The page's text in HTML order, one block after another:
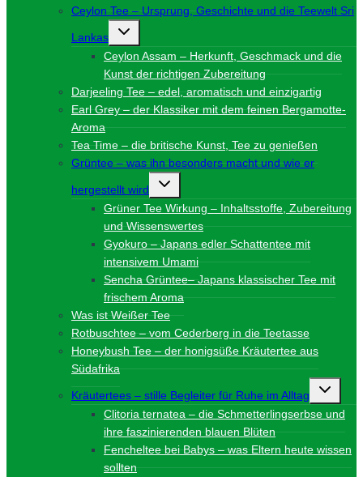
Ceylon Tee – Ursprung, Geschichte und die Teewelt Sri
Lankas
Untermenü
Ceylon Assam – Herkunft, Geschmack und die
Kunst der richtigen Zubereitung
Darjeeling Tee – edel, aromatisch und einzigartig
Earl Grey – der Klassiker mit dem feinen Bergamotte-
Aroma
Tea Time – die britische Kunst, Tee zu genießen
Grüntee – was ihn besonders macht und wie er
hergestellt wird
Untermenü
Grüner Tee Wirkung – Inhaltsstoffe, Zubereitung
und Wissenswertes
Gyokuro – Japans edler Schattentee mit
intensivem Umami
Sencha Grüntee– Japans klassischer Tee mit
frischem Aroma
Was ist Weißer Tee
Rotbuschtee – vom Cederberg in die Teetasse
Honeybush Tee – der honigsüße Kräutertee aus
Südafrika
Kräutertees – stille Begleiter für Ruhe im Alltag
Clitoria ternatea – die Schmetterlingserbse und
ihre faszinierenden blauen Blüten
Fencheltee bei Babys – was Eltern heute wissen
sollten